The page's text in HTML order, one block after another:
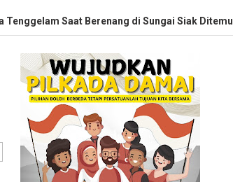
Saat Berenang di Sungai Siak Ditemukan